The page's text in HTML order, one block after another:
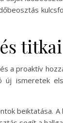
titkai
proaktív
ismeretek
beiktatása.